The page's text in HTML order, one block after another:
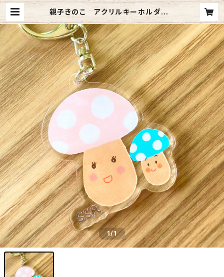
親子きのこ アクリルキーホルダー |
Satona Online Store 『SATOM
ART』
1/1